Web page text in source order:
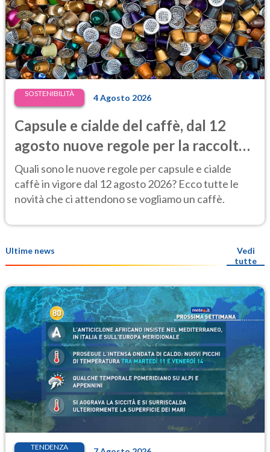
SOSTENIBILITÀ 4 Agosto 2026
Capsule e cialde del caffè, dal 12
agosto nuove regole per la raccolta
differenziata
Quali sono le nuove regole per capsule e cialde
caffè in vigore dal 12 agosto 2026? Ecco tutte le
novità che ci attendono se vogliamo un caffè.
Ultime news
Vedi
tutte
TENDENZA